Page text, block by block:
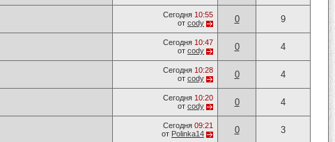
Сегодня 10:55
от cody 0 9
Сегодня 10:47
от cody 0 4
Сегодня 10:28
от cody 0 4
Сегодня 10:20
от cody 0 4
Сегодня 09:21
от Polinka14 0 3